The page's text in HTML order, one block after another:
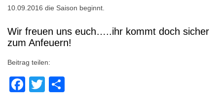
10.09.2016 die Saison beginnt.
Wir freuen uns euch…..ihr kommt doch sicher
zum Anfeuern!
Beitrag teilen:
Facebook
Twitter